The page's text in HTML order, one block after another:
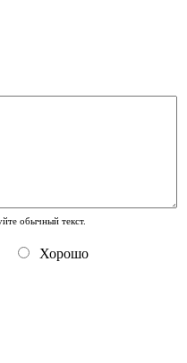
обычный текст.
Хорошо